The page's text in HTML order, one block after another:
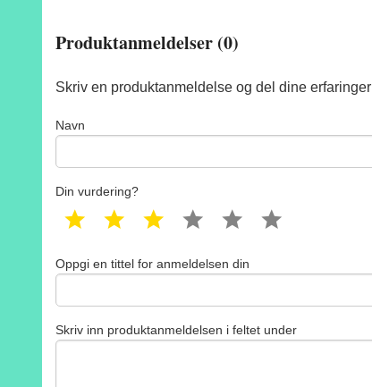
Produktanmeldelser (0)
Skriv en produktanmeldelse og del dine
Navn
Din vurdering?
1 star 2 star 3 star 4 star 5 star
Oppgi en tittel for anmeldelsen din
Skriv inn produktanmeldelsen i feltet under